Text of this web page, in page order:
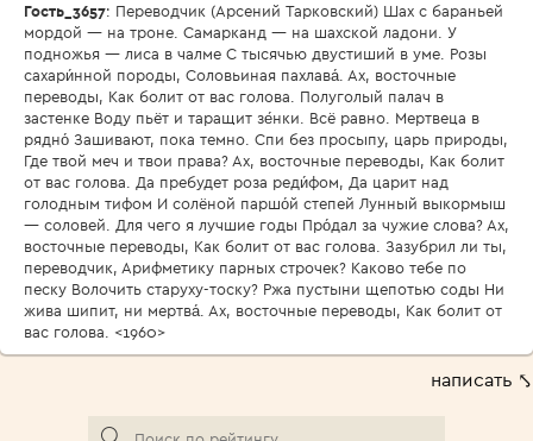
Гость_3657: Переводчик (Арсений Тарковский) Шах с бараньей
мордой — на троне. Самарканд — на шахской ладони. У
подножья — лиса в чалме С тысячью двустиший в уме. Розы
сахари́нной породы, Соловьиная пахлава́. Ах, восточные
переводы, Как болит от вас голова. Полуголый палач в
застенке Воду пьёт и таращит зе́нки. Всё равно. Мертвеца в
рядно́ Зашивают, пока темно. Спи без просыпу, царь природы,
Где твой меч и твои права? Ах, восточные переводы, Как болит
от вас голова. Да пребудет роза реди́фом, Да царит над
голодным тифом И солёной паршо́й степей Лунный выкормыш
— соловей. Для чего я лучшие годы Про́дал за чужие слова? Ах,
восточные переводы, Как болит от вас голова. Зазубрил ли ты,
переводчик, Арифметику парных строчек? Каково тебе по
песку Волочить старуху-тоску? Ржа пустыни щепотью соды Ни
жива шипит, ни мертва́. Ах, восточные переводы, Как болит от
вас голова. <1960>
написать ⤣